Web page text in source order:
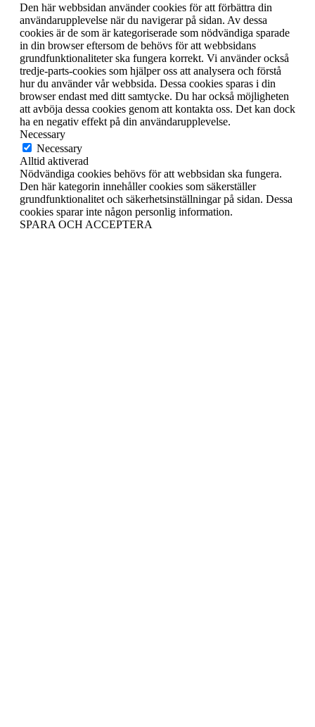
Den här webbsidan använder cookies för att förbättra din
användarupplevelse när du navigerar på sidan. Av dessa
cookies är de som är kategoriserade som nödvändiga sparade
in din browser eftersom de behövs för att webbsidans
grundfunktionaliteter ska fungera korrekt. Vi använder också
tredje-parts-cookies som hjälper oss att analysera och förstå
hur du använder vår webbsida. Dessa cookies sparas i din
browser endast med ditt samtycke. Du har också möjligheten
att avböja dessa cookies genom att kontakta oss. Det kan dock
ha en negativ effekt på din användarupplevelse.
Necessary
Necessary
Alltid aktiverad
Nödvändiga cookies behövs för att webbsidan ska fungera.
Den här kategorin innehåller cookies som säkerställer
grundfunktionalitet och säkerhetsinställningar på sidan. Dessa
cookies sparar inte någon personlig information.
SPARA OCH ACCEPTERA